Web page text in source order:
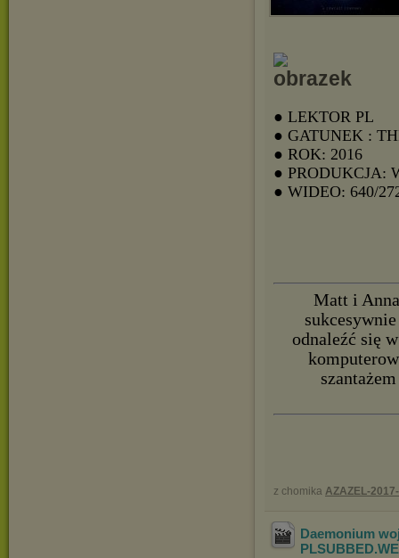
● LEKTOR PL
● GATUNEK :
● ROK: 2016
● PRODUKCJA:
● WIDEO: 640/
Matt i
odnaleźć się
z chomika AZAZEL-
Daemonium